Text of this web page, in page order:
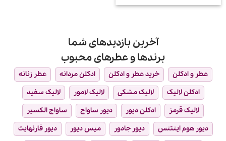
5
آخرین بازدیدهای شما
برندها و عطرهای محبوب
عطر و ادکلن خرید عطر و ادکلن ادکلن مردانه
عطر زنانه
ادکلن لالیک
لالیک مشکی لالیک لامور
لالیک سفید
لالیک قرمز
ادکلن دیور دیور ساواج
ساواج الکسیر
دیور هوم اینتنس
دیور جادور میس دیور
دیور فارنهایت